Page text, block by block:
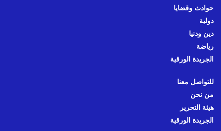
حوادث وقضايا
دولية
دين ودنيا
رياضة
الجريدة الورقية
للتواصل معنا
من نحن
هيئة التحرير
الجريدة الورقية